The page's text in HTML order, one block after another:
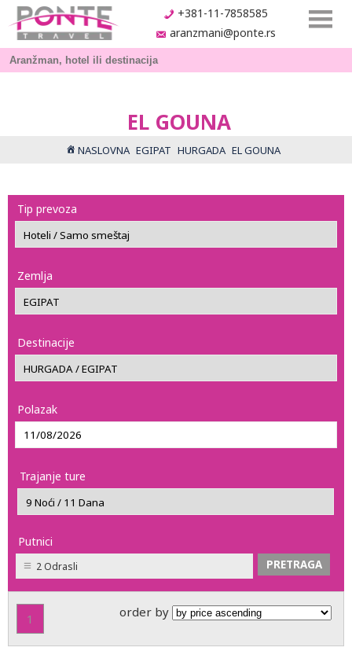
+381-11-7858585
aranzmani@ponte.rs
EL GOUNA
NASLOVNA EGIPAT HURGADA EL GOUNA
Tip prevoza
Zemlja
Destinacije
Polazak
Trajanje ture
Putnici
2 Odrasli
1 order by